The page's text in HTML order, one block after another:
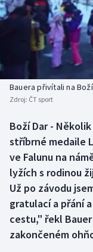
Americký fotbal
Baseball a
Biatlon
Boby a skeleton
Box
Curling
Dostihy
NEPŘEHLÉDNĚTE
Soutěže
Aplikace ČT sport
AZ kvíz
Bauera přivítali na
Zdroj: ČT sport
Boží Dar -
stříbrné medaile
ve Falunu na
lyžích s rodinou
Už po závodu
gratulací a přání
cestu," řekl
zakončeném